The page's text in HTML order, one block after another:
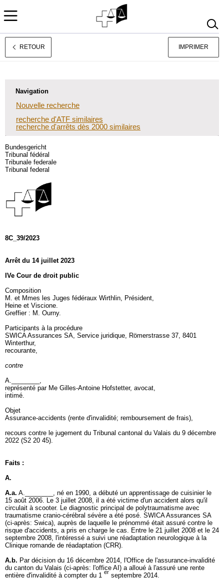
Deutsch
RETOUR IMPRIMER
Navigation
Nouvelle recherche
recherche d'ATF similaires
recherche d'arrêts dès 2000 similaires
Bundesgericht
Tribunal fédéral
Tribunale federale
Tribunal federal
8C_39/2023
Arrêt du 14 juillet 2023
IVe Cour de droit public
Composition
M. et Mmes les Juges fédéraux Wirthlin, Président,
Heine et Viscione.
Greffier : M. Ourny.
Participants à la procédure
SWICA Assurances SA, Service juridique, Römerstrasse 37, 8401
Winterthur,
recourante,
contre
A.________,
représenté par Me Gilles-Antoine Hofstetter, avocat,
intimé.
Objet
Assurance-accidents (rente d'invalidité; remboursement de frais),
recours contre le jugement du Tribunal cantonal du Valais du 9 décembre
2022 (S2 20 45).
Faits :
A.
A.a. A.________, né en 1990, a débuté un apprentissage de cuisinier le
15 août 2006. Le 3 juillet 2008, il a été victime d'un accident alors qu'il
circulait à scooter. Le diagnostic principal de polytraumatisme avec
traumatisme cranio-cérébral sévère a été posé. SWICA Assurances SA
(ci-après: Swica), auprès de laquelle le prénommé était assuré contre le
risque d'accidents, a pris en charge le cas. Entre le 21 juillet 2008 et le 24
septembre 2008, l'intéressé a suivi une réadaptation neurologique à la
Clinique romande de réadaptation (CRR).
A.b. Par décision du 16 décembre 2014, l'Office de l'assurance-invalidité
du canton du Valais (ci-après: l'office AI) a alloué à l'assuré une rente
entière d'invalidité à compter du 1 er septembre 2014.